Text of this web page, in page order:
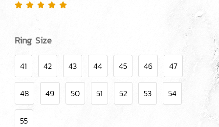
Ring Size
41 42 43 44 45 46 47
48 49 50 51 52 53 54
55